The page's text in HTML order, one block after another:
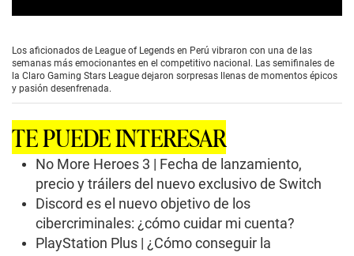
e
c
o
n
d
o
f
0
Los aficionados de League of Legends en Perú vibraron con una de las
semanas más emocionantes en el competitivo nacional. Las semifinales de
la Claro Gaming Stars League dejaron sorpresas llenas de momentos épicos
y pasión desenfrenada.
TE PUEDE INTERESAR
No More Heroes 3 | Fecha de lanzamiento,
precio y tráilers del nuevo exclusivo de Switch
Discord es el nuevo objetivo de los
cibercriminales: ¿cómo cuidar mi cuenta?
PlayStation Plus | ¿Cómo conseguir la